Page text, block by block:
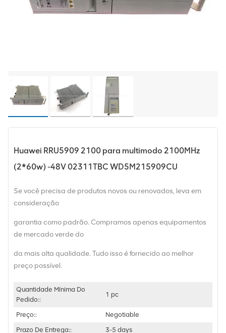
Huawei RRU5909 2100 para multimodo 2100MHz
(2*60w) -48V 02311TBC WD5M215909CU
Se você precisa de produtos novos ou renovados, leva em
consideração
garantia como padrão. Compramos apenas equipamentos
de mercado verde do
da mais alta qualidade. Tudo isso é fornecido ao melhor
preço possível.
Quantidade Mínima Do
Pedido::
1 pc
Preço::
Negotiable
Prazo De Entrega::
3-5 days